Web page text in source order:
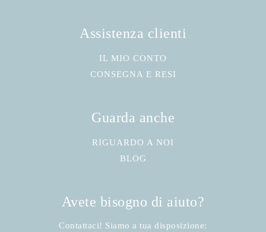
Assistenza clienti
IL MIO CONTO
CONSEGNA E RESI
Guarda anche
RIGUARDO A NOI
BLOG
Avete bisogno di aiuto?
Contattaci! Siamo a tua disposizione: